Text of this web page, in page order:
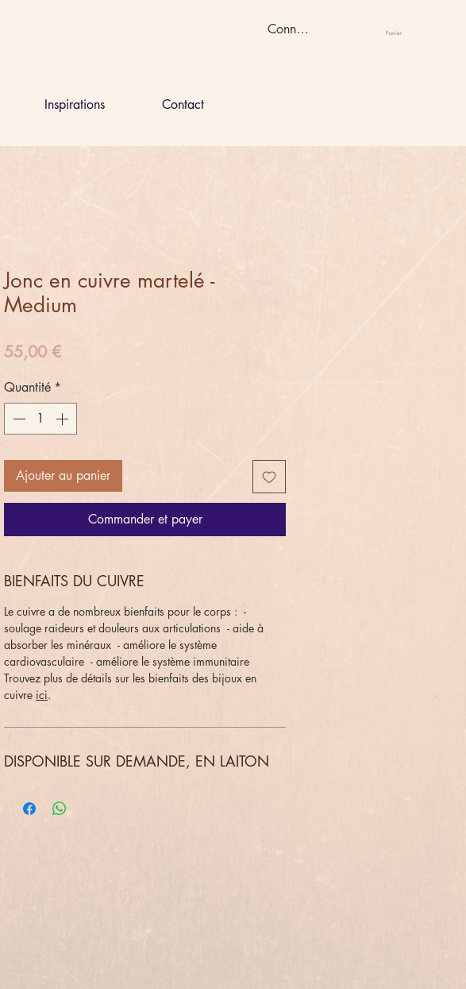
Panier
Connexion
Inspirations Contact
Jonc en cuivre martelé -
Medium
55,00 €Prix
Quantité *
Ajouter au panier
Commander et payer
BIENFAITS DU CUIVRE
Le cuivre a de nombreux bienfaits pour le corps : -
soulage raideurs et douleurs aux articulations - aide à
absorber les minéraux - améliore le système
cardiovasculaire - améliore le système immunitaire
Trouvez plus de détails sur les bienfaits des bijoux en
cuivre ici.
DISPONIBLE SUR DEMANDE, EN LAITON